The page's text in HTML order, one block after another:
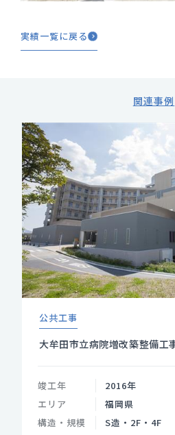
実績一覧に戻る
関連事例
公共工事
大牟田市立病院増改築整備工
竣工年
2016年
エリア
福岡県
構造・規模
S造・2F・4F